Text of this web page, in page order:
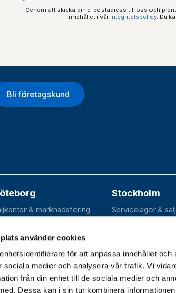
använder cookies
för att anpassa innehållet
sociala medier och analysera vår trafik. Vi
från din enhet till de sociala medier och
Dessa kan i sin tur kombinera
Genom att skicka din e-postadress till oss och
innehållet i vår integritetspolicy. Du
Bli företagskund
& marknadsföring
431 37 Mölndal
Stockholm
Servicelager &
växel: Vardagar 07.30–16.30 |